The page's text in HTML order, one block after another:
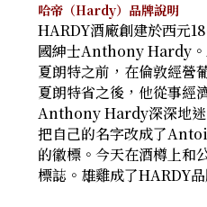
哈帝（Hardy）品牌說明
HARDY酒廠創建於西元
國紳士Anthony Hardy
夏朗特之前，在倫敦經營
夏朗特省之後，他從事經
Anthony Hardy深深地迷
把自己的名字改成了
的徽標。今天在酒樽上和
標誌。雄雞成了HARDY品